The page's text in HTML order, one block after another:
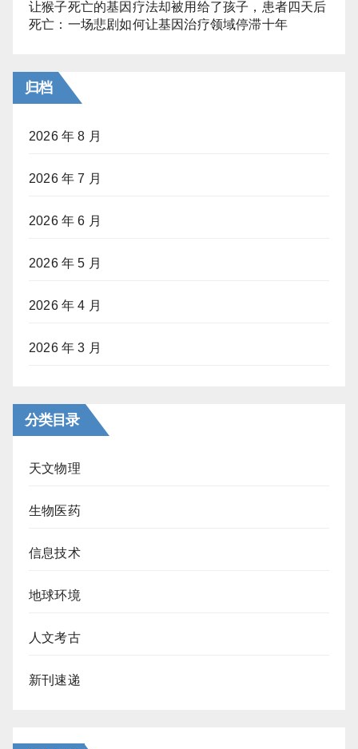
让猴子死亡的基因疗法却被用给了孩子，患者四天后
死亡：一场悲剧如何让基因治疗领域停滞十年
归档
2026 年 8 月
2026 年 7 月
2026 年 6 月
2026 年 5 月
2026 年 4 月
2026 年 3 月
分类目录
天文物理
生物医药
信息技术
地球环境
人文考古
新刊速递